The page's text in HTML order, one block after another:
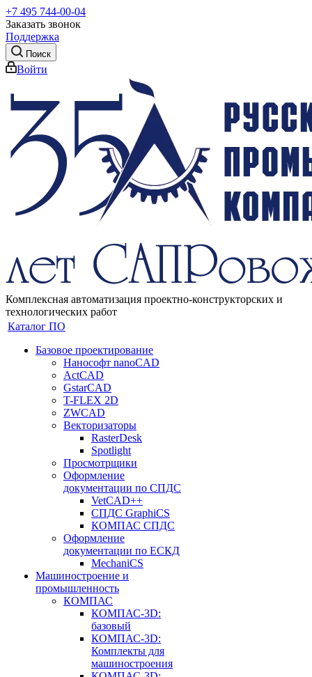
+7 495 744-00-04
Заказать звонок
Поддержка
Поиск
Войти
Комплексная автоматизация проектно-конструкторских и
технологических работ
Каталог ПО
Базовое проектирование
Нанософт nanoCAD
ActCAD
GstarCAD
T-FLEX 2D
ZWCAD
Векторизаторы
RasterDesk
Spotlight
Просмотрщики
Оформление
документации по СПДС
VetCAD++
СПДС GraphiCS
КОМПАС СПДС
Оформление
документации по ЕСКД
MechaniCS
Машиностроение и
промышленность
КОМПАС
КОМПАС-3D:
базовый
КОМПАС-3D:
Комплекты для
машиностроения